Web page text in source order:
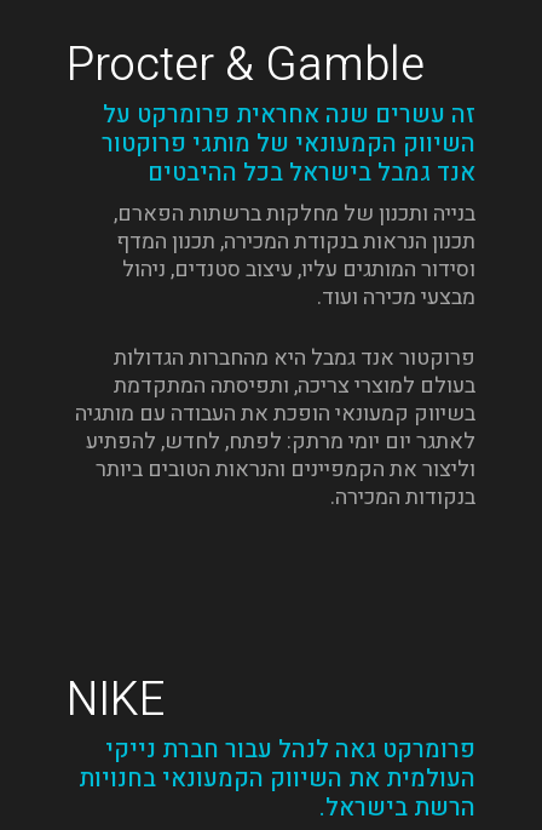
Procter & Gamble
זה עשרים שנה אחראית פרומרקט על
השיווק הקמעונאי של מותגי פרוקטור
אנד גמבל בישראל בכל ההיבטים
בנייה ותכנון של מחלקות ברשתות הפארם,
תכנון הנראות בנקודת המכירה, תכנון המדף
וסידור המותגים עליו, עיצוב סטנדים, ניהול
מבצעי מכירה ועוד.
פרוקטור אנד גמבל היא מהחברות הגדולות
בעולם למוצרי צריכה, ותפיסתה המתקדמת
בשיווק קמעונאי הופכת את העבודה עם מותגיה
לאתגר יום יומי מרתק: לפתח, לחדש, להפתיע
וליצור את הקמפיינים והנראות הטובים ביותר
בנקודות המכירה.
NIKE
פרומרקט גאה לנהל עבור חברת נייקי
העולמית את השיווק הקמעונאי בחנויות
הרשת בישראל.